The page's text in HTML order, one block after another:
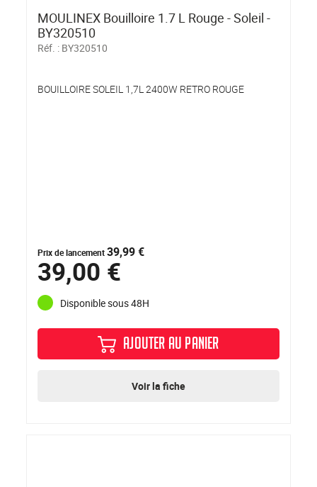
MOULINEX Bouilloire 1.7 L Rouge - Soleil -
BY320510
Réf. : BY320510
BOUILLOIRE SOLEIL 1,7L 2400W RETRO ROUGE
Prix de lancement39,99 €
39,00 €
Disponible sous 48H
AJOUTER AU PANIER
Voir la fiche